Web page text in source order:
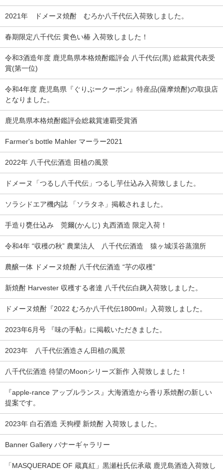
2021年 ドメーヌ焼酎 むろか八千代伝入荷致しました。
春期限定八千代伝 黄色い椿 入荷致しました！
令和3酒造年度 鹿児島県本格焼酎鑑評会 八千代伝(黒) 総裁賞代表受
賞(第一位)
令和4年度 鹿児島県『ぐりぶークーポン』特産品(薩摩焼酎)の取扱店
となりました。
鹿児島県本格焼酎鑑評会総裁賞連覇受賞酒
Farmer's bottle Mahler マーラー2021
2022年 八千代伝酒造 田植の風景
ドメーヌ「つるし八千代伝」つるし芋仕込み入荷致しました。
ソラシドエア機内誌 「ソラタネ」掲載されました。
手造り甕仕込み 莞爾(かんじ) 丸西酒造 限定入荷！
令和4年 “収穫の秋” 農業法人 八千代伝酒造 猿ヶ城渓谷蒸溜所
農醸一体 ドメーヌ焼酎 八千代伝酒造 “芋の収穫”
新焼酎 Harvester 収穫する者達 八千代伝白麹入荷致しました。
ドメーヌ焼酎『2022 むろか八千代伝1800ml』入荷致しました。
2023年6月号 『味の手帖』に掲載いただきました。
2023年 八千代伝酒造さん田植の風景
八千代伝酒造 待望のMoonシリーズ新作 入荷致しました！
『apple-rance アップルランス』大海酒造から香り系焼酎の新しい
提案です。
2023年 白石酒造 天狗櫻 新焼酎 入荷致しました。
Banner Gallery バナーギャラリー
「MASQUERADE OF 蔵真紅」黒瀬杜氏伝承蔵 鹿児島酒造入荷致し